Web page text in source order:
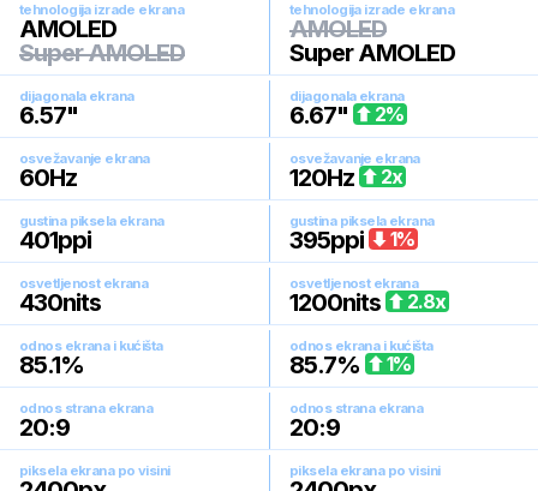
tehnologija izrade ekrana
AMOLED
Super AMOLED
tehnologija izrade ekrana
AMOLED
Super AMOLED
dijagonala ekrana
6.57"
dijagonala ekrana
6.67" 2%
osvežavanje ekrana
60Hz
osvežavanje ekrana
120Hz 2x
gustina piksela ekrana
401ppi
gustina piksela ekrana
395ppi 1%
osvetljenost ekrana
430nits
osvetljenost ekrana
1200nits 2.8x
odnos ekrana i kućišta
85.1%
odnos ekrana i kućišta
85.7% 1%
odnos strana ekrana
20:9
odnos strana ekrana
20:9
piksela ekrana po visini piksela ekrana po visini